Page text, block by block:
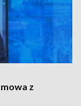
z